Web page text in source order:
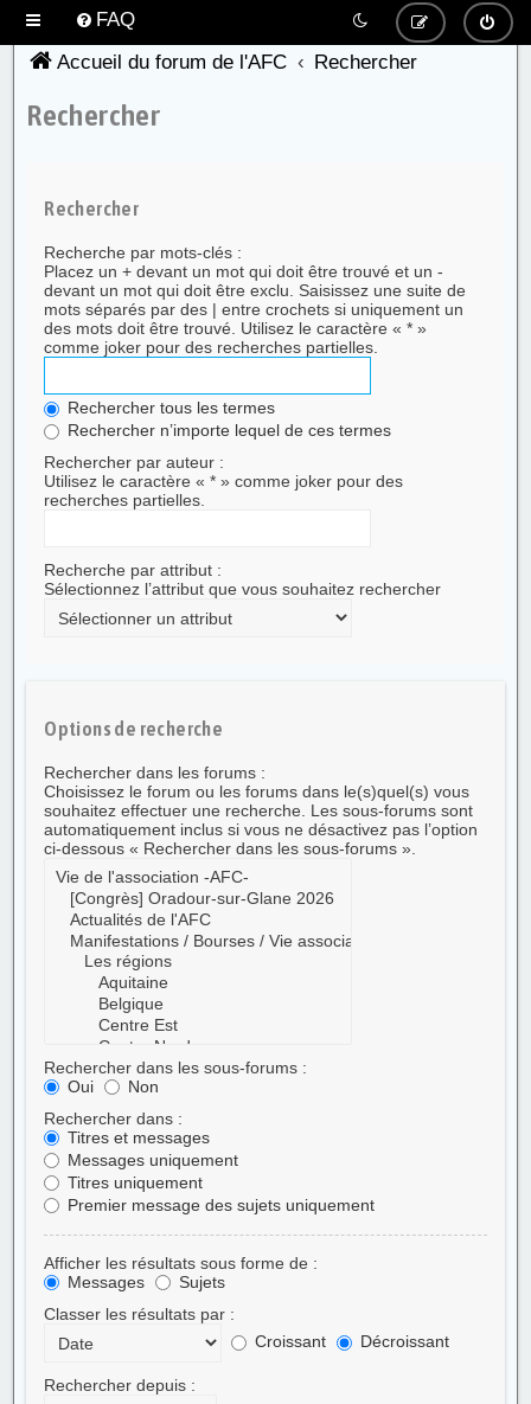
FAQ
Accueil du forum de l'AFC
Rechercher
Rechercher
Rechercher
Recherche par mots-clés :
Placez un+ devant un mot qui doit être trouvé et un-
devant un mot qui doit être exclu. Saisissez une suite de
mots séparés par des | entre crochets si uniquement un
des mots doit être trouvé. Utilisez le caractère « * »
comme joker pour des recherches partielles.
Rechercher tous les termes
Rechercher n’importe lequel de ces termes
Rechercher par auteur :
Utilisez le caractère « * » comme joker pour des
recherches partielles.
Recherche par attribut :
Sélectionnez l’attribut que vous souhaitez rechercher
Options de recherche
Rechercher dans les forums :
Choisissez le forum ou les forums dans le(s)quel(s) vous
souhaitez effectuer une recherche. Les sous-forums sont
automatiquement inclus si vous ne désactivez pas l’option
ci-dessous « Rechercher dans les sous-forums ».
Rechercher dans les sous-forums :
Oui
Non
Rechercher dans :
Titres et messages
Messages uniquement
Titres uniquement
Premier message des sujets uniquement
Afficher les résultats sous forme de :
Messages
Sujets
Classer les résultats par :
Croissant
Décroissant
Rechercher depuis :